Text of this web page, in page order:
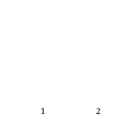
1 2